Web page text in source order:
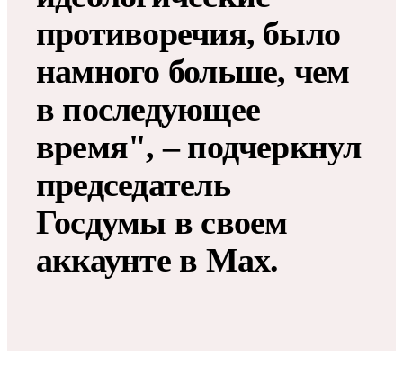
противоречия, было
намного больше, чем
в последующее
время", – подчеркнул
председатель
Госдумы в своем
аккаунте в Мах.